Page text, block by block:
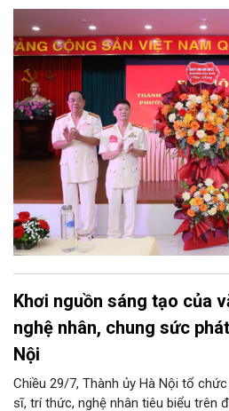
này đánh dấu mốc kiện toàn tổ
nhằm tập hợp, đoàn kết và phát
của lực lượng cựu CAND trong
phục vụ Nhân dân và phát triển địa
Khơi nguồn sáng tạo của
nghệ nhân, chung sức
Nội
Chiều 29/7, Thành ủy Hà Nội tổ
sĩ, trí thức, nghệ nhân tiêu biểu trên